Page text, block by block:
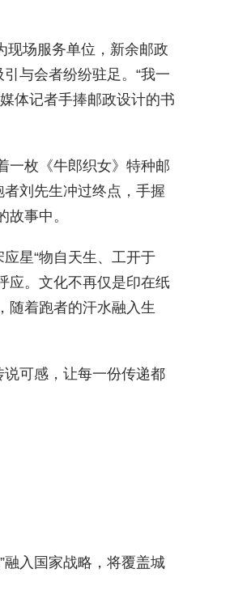
现场服务单位，新余邮政
与会者纷纷驻足。“我一
体记者手捧邮政设计的书
一枚《牛郎织女》特种邮
刘先生冲过终点，手握
事中。
星“物自天生、工开于
应。文化不再仅是印在纸
随着跑者的汗水融入生
可感，让每一份传递都
融入国家战略，将覆盖城